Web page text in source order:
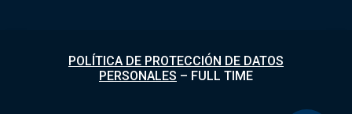
POLÍTICA DE PROTECCIÓN DE DATOS
PERSONALES – FULL TIME